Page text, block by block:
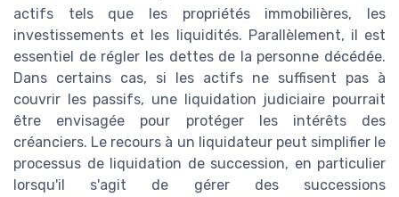
actifs tels que les propriétés immobilières, les
investissements et les liquidités. Parallèlement, il est
essentiel de régler les dettes de la personne décédée.
Dans certains cas, si les actifs ne suffisent pas à
couvrir les passifs, une liquidation judiciaire pourrait
être envisagée pour protéger les intérêts des
créanciers. Le recours à un liquidateur peut simplifier le
processus de liquidation de succession, en particulier
lorsqu'il s'agit de gérer des successions